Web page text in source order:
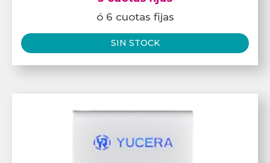
ó 6 cuotas fijas
SIN STOCK